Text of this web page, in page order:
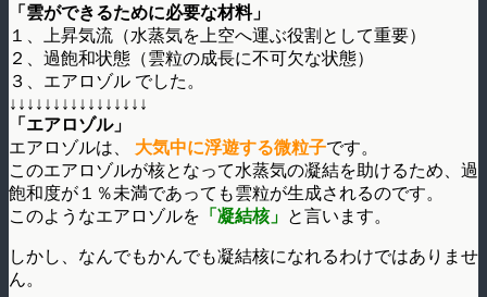
「雲ができるために必要な材料」
１、上昇気流（水蒸気を上空へ運ぶ役割として重要）
２、過飽和状態（雲粒の成長に不可欠な状態）
３、エアロゾル でした。
↓↓↓↓↓↓↓↓↓↓↓↓↓↓↓↓
「エアロゾル」
エアロゾルは、 大気中に浮遊する微粒子です。
このエアロゾルが核となって水蒸気の凝結を助けるため、過
飽和度が１％未満であっても雲粒が生成されるのです。
このようなエアロゾルを 「凝結核」 と言います。
しかし、なんでもかんでも凝結核になれるわけではありませ
ん。